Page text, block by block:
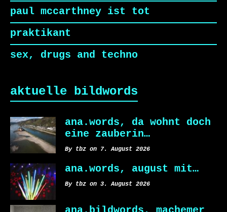
paul mccarthney ist tot
praktikant
sex, drugs and techno
aktuelle bildwords
ana.words, da wohnt doch
eine zauberin…
By tbz on 7. August 2026
ana.words, august mit…
By tbz on 3. August 2026